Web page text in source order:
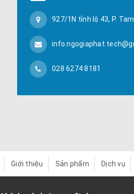
927/1N tỉnh lộ 43, P.
028 6274 8181
Giới thiệu Sản phẩm Dịch vụ